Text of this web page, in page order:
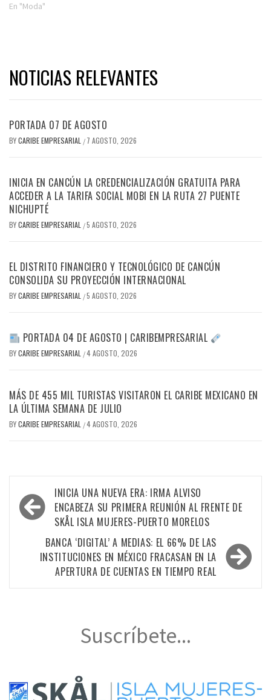
En "Moda"
NOTICIAS RELEVANTES
PORTADA 07 DE AGOSTO
BYCARIBE EMPRESARIAL / 7 AGOSTO, 2026
INICIA EN CANCÚN LA CREDENCIALIZACIÓN GRATUITA PARA
ACCEDER A LA TARIFA SOCIAL MOBI EN LA RUTA 27 PUENTE
NICHUPTÉ
BYCARIBE EMPRESARIAL /5 AGOSTO, 2026
EL DISTRITO FINANCIERO Y TECNOLÓGICO DE CANCÚN
CONSOLIDA SU PROYECCIÓN INTERNACIONAL
BYCARIBE EMPRESARIAL /5 AGOSTO, 2026
PORTADA 04 DE AGOSTO | CARIBEMPRESARIAL
BYCARIBE EMPRESARIAL /4 AGOSTO, 2026
MÁS DE 455 MIL TURISTAS VISITARON EL CARIBE MEXICANO EN
LA ÚLTIMA SEMANA DE JULIO
BYCARIBE EMPRESARIAL /4 AGOSTO, 2026
Navegación
de
entradas
INICIA UNA NUEVA ERA: IRMA ALVISO
ENCABEZA SU PRIMERA REUNIÓN AL FRENTE DE
SKÅL ISLA MUJERES-PUERTO MORELOS
BANCA ‘DIGITAL’ A MEDIAS: EL 66% DE LAS
INSTITUCIONES EN MÉXICO FRACASAN EN LA
APERTURA DE CUENTAS EN TIEMPO REAL
Suscríbete...